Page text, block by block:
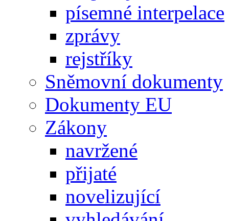
písemné interpelace
zprávy
rejstříky
Sněmovní dokumenty
Dokumenty EU
Zákony
navržené
přijaté
novelizující